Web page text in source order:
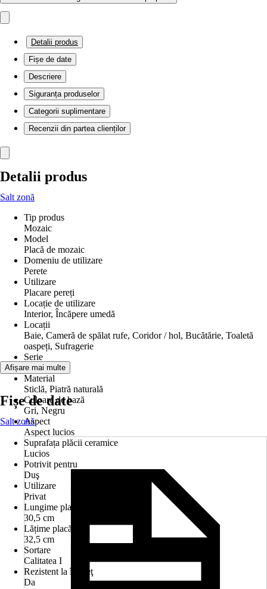
Detalii produs
Fișe de date
Descriere
Siguranța produselor
Categorii suplimentare
Recenzii din partea clienților
Detalii produs
Salt zonă
Tip produs
Mozaic
Model
Placă de mozaic
Domeniu de utilizare
Perete
Utilizare
Placare pereți
Locație de utilizare
Interior, Încăpere umedă
Locații
Baie, Cameră de spălat rufe, Coridor / hol, Bucătărie, Toaletă
oaspeți, Sufragerie
Serie
-
Material
Sticlă, Piatră naturală
Culoare de bază
Gri, Negru
Aspect
Aspect lucios
Suprafața plăcii ceramice
Lucios
Potrivit pentru
Duş
Utilizare
Privat
Lungime placă
30,5 cm
Lățime placă
32,5 cm
Sortare
Calitatea I
Rezistent la îngheţ
Da
Afișare mai multe
Fișe de date
Salt zonă